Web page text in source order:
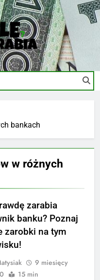
Ile-
I Biznes
bankach
w różnych
zarabia
banku? Poznaj
zarobki na tym
9 miesięcy
0 15 min